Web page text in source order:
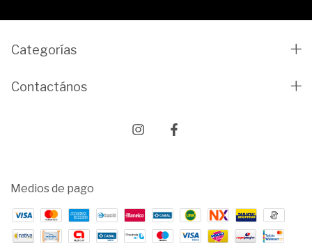
Categorías
Contactános
Medios de pago